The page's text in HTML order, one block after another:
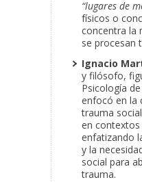
“lugares de
físicos o
concentra la
se procesan
Ignacio
y filósofo,
Psicología
enfocó en la
trauma
en
enfatizando
y la
social para
trauma.